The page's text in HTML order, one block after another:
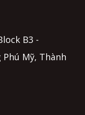
B3 -
Mỹ, Thành